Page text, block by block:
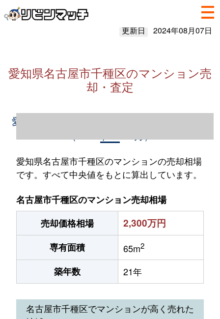
更新日 2024年08月07日
愛知県名古屋市千種区のマンション売
却・査定
愛知県名古屋市千種区のマンション売却情報
愛知県名古屋市千種区のマンションの売却相場
です。すべて中央値をもとに算出しています。
名古屋市千種区のマンション売却相場
売却価格相場
2,300万円
専有面積 65m2
築年数 21年
名古屋市千種区でマンションが高く売れた